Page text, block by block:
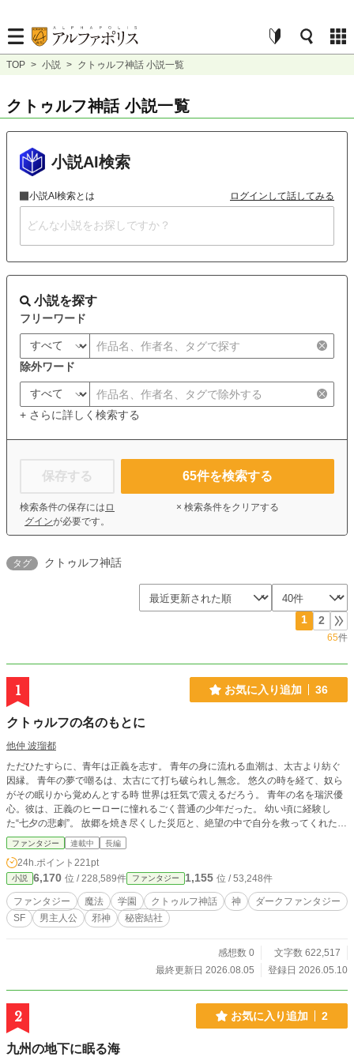
TOP > 小説 > クトゥルフ神話 小説一覧
クトゥルフ神話 小説一覧
小説AI検索
小説AI検索とは ログインして話してみる
小説を探す
フリーワード
除外ワード
+ さらに詳しく検索する
保存する
検索条件の保存には ロ
グインが必要です。
65件を検索する
× 検索条件をクリアする
タグ クトゥルフ神話
1 2
65件
1 お気に入り追加 36
クトゥルフの名のもとに
他仲 波瑠都
ただひたすらに、青年は正義を志す。 青年の身に流れる血潮は、太古より紡ぐ
因縁。 青年の夢で嘲るは、太古にて打ち破られし無念。 悠久の時を経て、奴ら
がその眠りから覚めんとする時 世界は狂気で震えるだろう。 青年の名を瑞沢優
心。彼は、正義のヒーローに憧れるごく普通の少年だった。 幼い頃に経験し
た“七夕の悲劇”。 故郷を焼き尽くした災厄と、絶望の中で自分を救ってくれた仮
面のヒーロー。‪”‬あの夜‪”‬の記憶を胸に、優心はただひたすらに、正義を志す。 そ
して、出会った天才少女・咲須麗華。 冷静沈着にして圧倒的な才を持つ彼女も
また、幼き日、”‬彼‪”‬に救われた一人だった。 絶望に抗い、恐怖に震えながらも、
それでも優心は歩みを止めない。 大切な人を守るために。 誰かを救うために。
これは、運命に狂わされた少年が、孤独に生きてきた少女が、壮大なる宇宙の神
秘に惑わされた二人が。 共に、血の絶えない世界を歩む物語。
ファンタジー 連載中 長編
24h.ポイント 221pt
小説 6,170 位 / 228,589件 ファンタジー 1,155 位 / 53,248件
ファンタジー 魔法 学園 クトゥルフ神話 神
ダークファンタジー
SF
男主人公 邪神 秘密結社
感想数 0
文字数 622,517
最終更新日 2026.08.05
登録日 2026.05.10
2 お気に入り追加 2
九州の地下に眠る海